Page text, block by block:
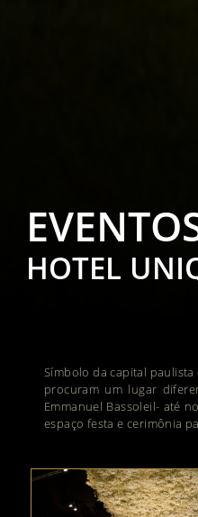
HOTEL
Símbolo da capital
procuram um lugar
Emmanuel Bassoleil- até
espaço festa e cerimônia